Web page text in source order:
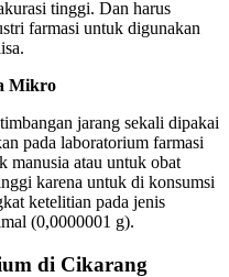
tinggi. Dan harus
farmasi untuk digunakan
Mikro
jarang sekali dipakai
pada laboratorium farmasi
manusia atau untuk obat
karena untuk di konsumsi
ketelitian pada jenis
(0,0000001 g).
di Cikarang